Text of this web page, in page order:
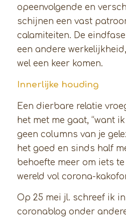
opeenvolgende en
schijnen een vast
calamiteiten. De
een andere
wel een keer komen.
Innerlijke houding
Een dierbare relatie
het met me gaat, “want
geen columns van je
het goed en sinds half
behoefte meer om iets
wereld vol corona-
Op 25 mei jl. schreef ik
coronablog onder